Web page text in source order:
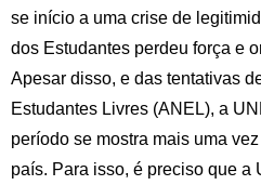
se início a uma crise de
dos Estudantes perdeu força e
Apesar disso, e das tentativas
Estudantes Livres (ANEL), a
período se mostra mais uma
país. Para isso, é preciso que a